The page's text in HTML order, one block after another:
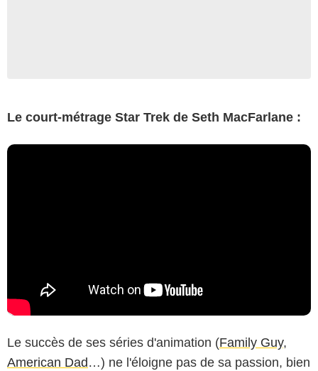
Le court-métrage Star Trek de Seth MacFarlane :
Le succès de ses séries d'animation (Family Guy,
American Dad…) ne l'éloigne pas de sa passion, bien